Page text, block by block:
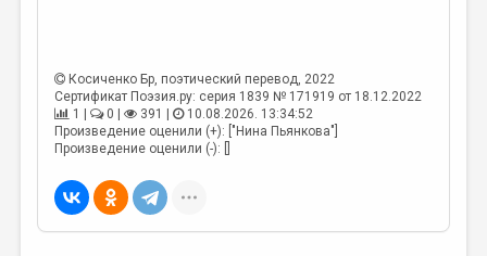
Косиченко Бр, поэтический перевод, 2022
Сертификат Поэзия.ру: серия 1839 № 171919 от 18.12.2022
1 |
0 | 391 |
10.08.2026. 13:34:52
Произведение оценили (+): ["Нина Пьянкова"]
Произведение оценили (-): []